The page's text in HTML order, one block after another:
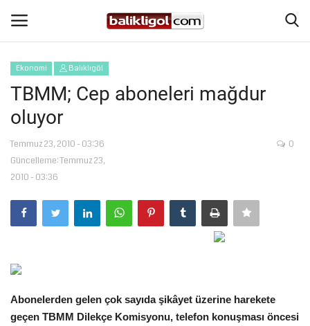
Giriş Yap
Anasayfa
Köşe Yazıları
Magazin
Şanlıurfa
Spor
Ekonomi Balıklıgöl
TBMM; Cep aboneleri mağdur
oluyor
Temmuz 23, 2010 - 03:36
Güncelleme: Temmuz 23,
2010 - 03:36
0
Abonelerden gelen çok sayıda şikâyet üzerine harekete
geçen TBMM Dilekçe Komisyonu, telefon konuşması öncesi